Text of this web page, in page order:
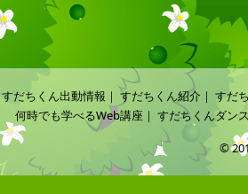
すだちくん出動情報 ｜ すだちくん紹介 ｜ すだ
何時でも学べるWeb講座 ｜すだちくんダン
©